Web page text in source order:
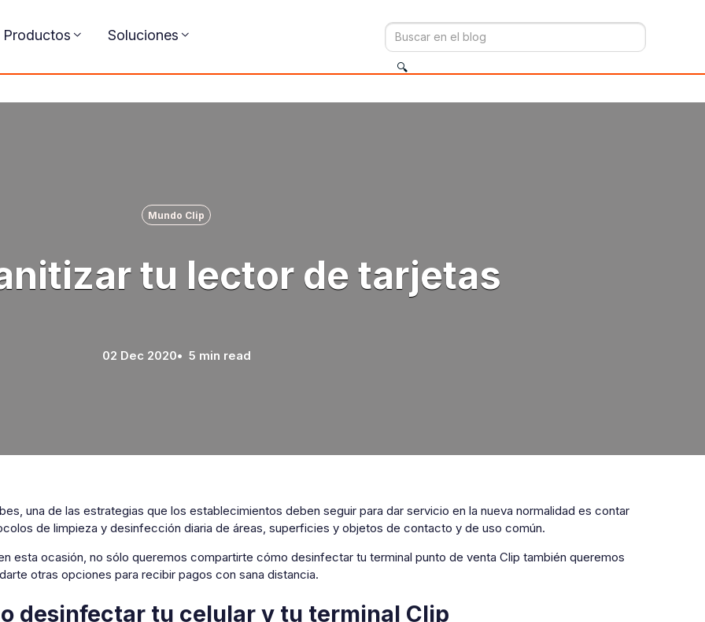
Productos Soluciones
Mundo Clip
tu lector de tarjetas
02 Dec 2020• 5 min read
una de las estrategias que los establecimientos deben seguir para dar servicio en la nueva normalidad es contar
de limpieza y desinfección diaria de áreas, superficies y objetos de contacto y de uso común.
esta ocasión, no sólo queremos compartirte cómo desinfectar tu terminal punto de venta Clip también queremos
otras opciones para recibir pagos con sana distancia.
desinfectar tu celular y tu terminal Clip